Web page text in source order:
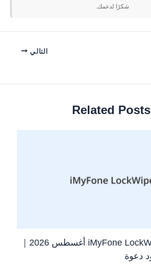
شكرًا لدعمك.
التالي
Related Posts
رمز خصم iMyFone LockWiper أغسطس 2026｜